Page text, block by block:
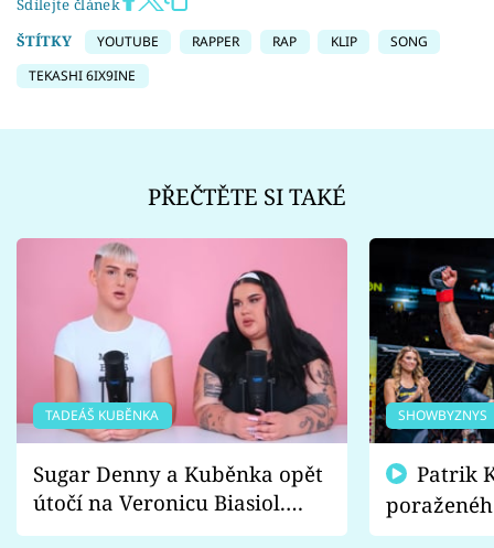
Sdílejte článek
ŠTÍTKY
YOUTUBE RAPPER RAP KLIP
SONG
TEKASHI 6IX9INE
PŘEČTĚTE SI TAKÉ
TADEÁŠ KUBĚNKA
Sugar Denny a Kuběnka opět
útočí na Veronicu Biasiol.
Proč je podle nich falešná a
SHOWBYZNYS
fanoušci